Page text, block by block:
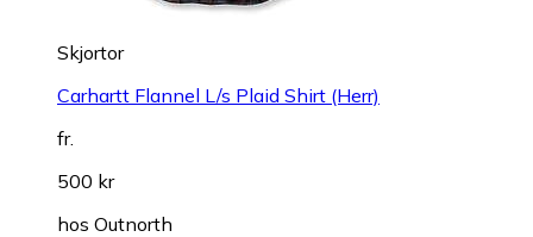
Skjortor
Carhartt Flannel L/s Plaid Shirt (Herr)
fr.
500 kr
hos Outnorth